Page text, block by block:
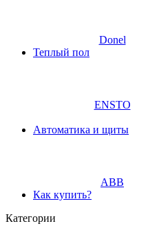
Donel
Теплый пол
ENSTO
Автоматика и щиты
ABB
Как купить?
Категории